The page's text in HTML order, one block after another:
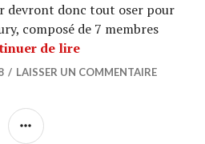
devront donc tout oser pour
composé de 7 membres
de lireCANNES 2018 : Ça
LAISSER UN COMMENTAIRE
COLONNE